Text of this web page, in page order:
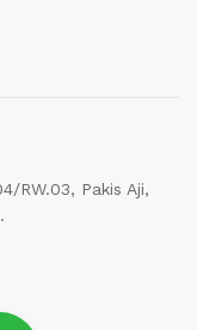
RW.03, Pakis Aji,